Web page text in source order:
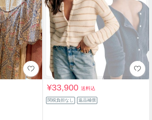
¥33,900送料込
関税負担なし 返品補償